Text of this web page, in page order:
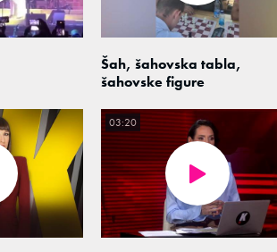
Šah, šahovska tabla,
šahovske figure
03:20